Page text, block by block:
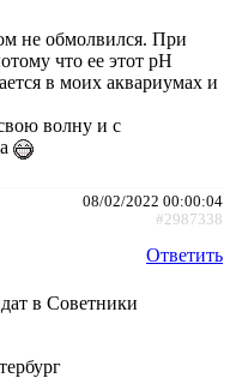
не обмолвился. При
что ее этот рН
в моих аквариумах и
волну и с
08/02/2022 00:00:04
#2987338
Ответить
в Советники